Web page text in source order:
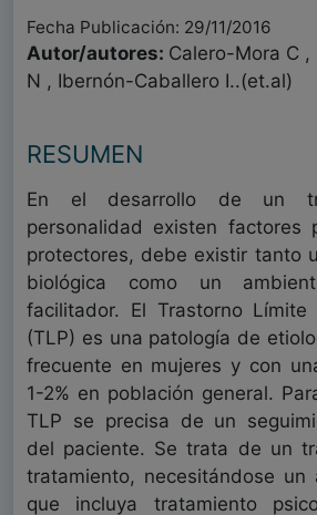
Fecha Publicación: 29/11/2016
Autor/autores: Calero-Mora C
N , Ibernón-Caballero I..(et.al)
RESUMEN
En el desarrollo de un
personalidad existen factores
protectores, debe existir tanto
biológica como un
facilitador. El Trastorno Límite
(TLP) es una patología de
frecuente en mujeres y con
1-2% en población general.
TLP se precisa de un
del paciente. Se trata de un
tratamiento, necesitándose un
que incluya tratamiento